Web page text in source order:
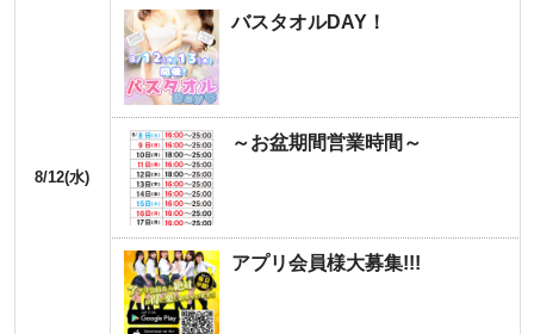
8/12(水)
バスタオルDAY！
～お盆期間営業時間～
アプリ会員様大募集!!!